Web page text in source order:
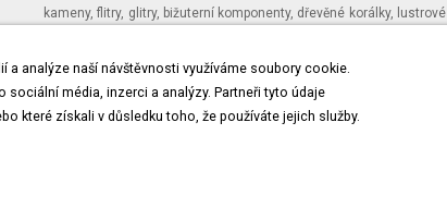
analýze naší návštěvnosti využíváme soubory cookie.
média, inzerci a analýzy. Partneři tyto údaje
které získali v důsledku toho, že používáte jejich služby.
kameny, flitry, glitry, bižuterní komponenty, dřevěné korálky, lustrové
bižuterii ze skleněných perlí, štrasovou bižuterii a jiné další výrobky
typické pro jablonecko.